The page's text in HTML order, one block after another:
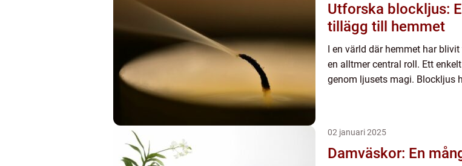
Utforska blockljus:
tillägg till hemmet
I en värld där hemmet har
en alltmer central roll. Ett
genom ljusets magi. Blockljus
02 januari 2025
Damväskor: En